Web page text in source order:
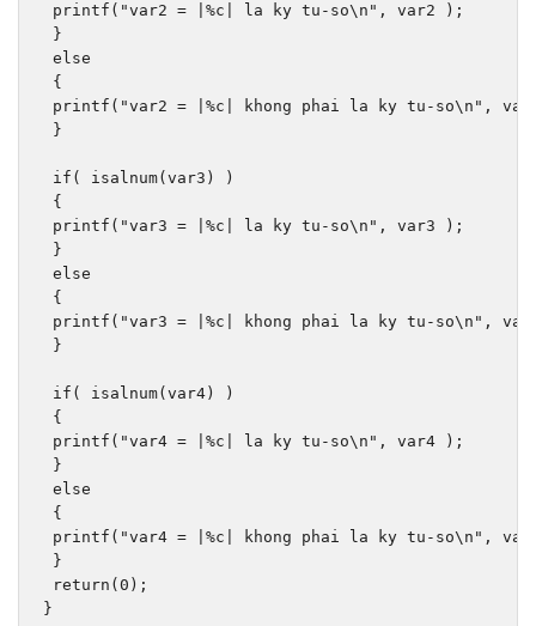
printf ( "var2 = |%c| la ky tu-so\n" , var2
);
}
else
{
printf ( "var2 = |%c| khong phai la ky tu-so\n" ,
}
if ( isalnum( var3 )
)
{
printf ( "var3 = |%c| la ky tu-so\n" , var3
);
}
else
{
printf ( "var3 = |%c| khong phai la ky tu-so\n" ,
}
if ( isalnum( var4 )
)
{
printf ( "var4 = |%c| la ky tu-so\n" , var4
);
}
else
{
printf ( "var4 = |%c| khong phai la ky tu-so\n" ,
}
return ( 0 );
}